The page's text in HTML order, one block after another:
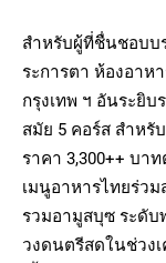
สำหรับผู้ที่ชื่นชอบบ
ระการตา ห้องอาห
กรุงเทพ ฯ อันระยิบ
สมัย 5 คอร์ส สำห
ราคา 3,300++ บา
เมนูอาหารไทยร่ว
รวมอามูสบุซ ระดับ
วงดนตรีสดในช่วง